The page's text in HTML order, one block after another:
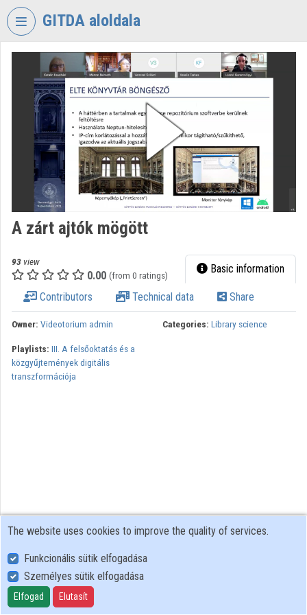
Skip header
GITDA aloldala
VIDEO TORIUM
GOVERNMENTAL
INFORMATION-
TECHNOLOGY
DEVELOPMENT
AGENCY
Organization home
Categories
Organization playlists
Contributors
A zárt ajtók mögött
93 view
0.00 (from 0 ratings) Basic information
Contributors Technical data Share
Owner: Videotorium admin Categories: Library science
Playlists: III. A felsőoktatás és a
közgyűjtemények digitális
transzformációja
User Policy
Adatkezelési tájékoztató (en)
Cookie Policy
The website uses cookies to improve the quality of services.
Funkcionális sütik elfogadása
Személyes sütik elfogadása
Elfogad Elutasít